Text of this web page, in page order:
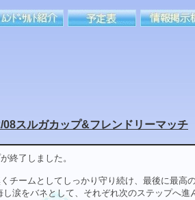
08スルガカップ&フレンドリーマッチ
終了しました。
チームとしてしっかり守り続け、最後に最高
涙をバネとして、それぞれ次のステップへ進